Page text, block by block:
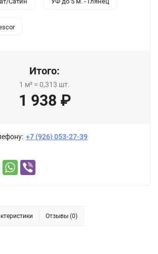
Итого:
1 м² = 0,313 шт.
1 938 ₽
+7 (926) 053-27-39
Отзывы (0)